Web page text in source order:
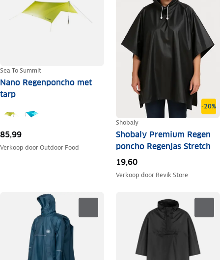
Sea To Summit
Nano Regenponcho met
tarp
85,99
Verkoop doorOutdoor Food
-20%
Shobaly
Shobaly Premium Regen
poncho Regenjas Stretch
19,60
Verkoop door Revik Store